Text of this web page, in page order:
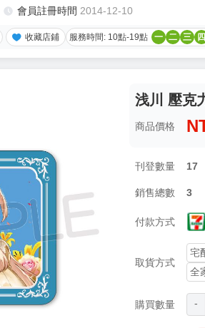
會員註冊時間 2014-12-10
收藏店鋪 服務時間: 10點-19點 一 二 三 四
浅川 壓克
商品價格
刊登數量 17
銷售總數 3
付款方式
取貨方式
宅
全
購買數量 -